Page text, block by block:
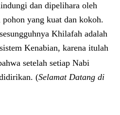
dan dipelihara oleh
yang kuat dan kokoh.
Khilafah adalah
Kenabian, karena itulah
setelah setiap Nabi
(Selamat Datang di